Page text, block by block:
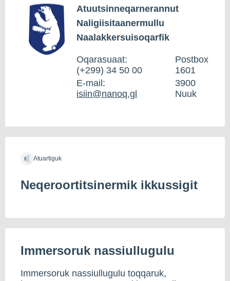
Atuutsinneqarnerannut
Naligiisitaanermullu
Naalakkersuisoqarfik
Oqarasuaat:
(+299) 34 50 00
Postbox
1601
E-mail:
isiin@nanoq.gl
3900
Nuuk
Atuartiguk
Neqeroortitsinermik ikkussigit
Immersoruk nassiullugulu
Immersoruk nassiullugulu toqqaruk,